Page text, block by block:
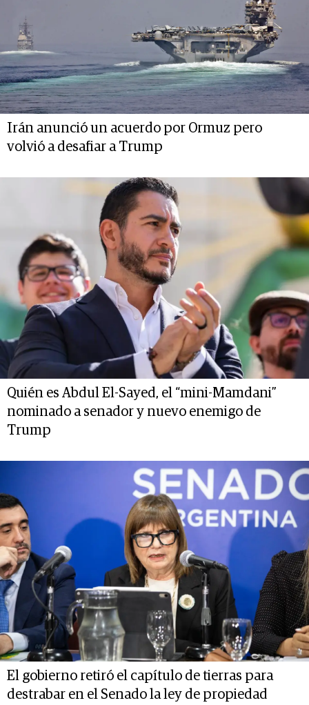
Irán anunció un acuerdo por Ormuz pero
volvió a desafiar a Trump
Quién es Abdul El-Sayed, el “mini-Mamdani”
nominado a senador y nuevo enemigo de
Trump
El gobierno retiró el capítulo de tierras para
destrabar en el Senado la ley de propiedad